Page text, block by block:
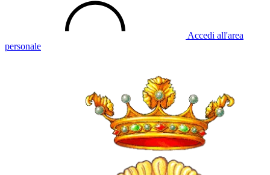
Accedi all'area
personale